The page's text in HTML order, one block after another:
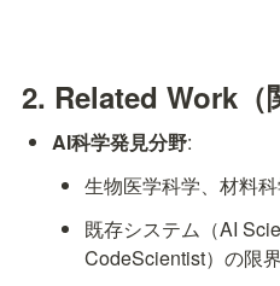
2. Related Work（
AI科学発見分野:
生物医学科学、材料
既存システム（AI
CodeScientist）の限界